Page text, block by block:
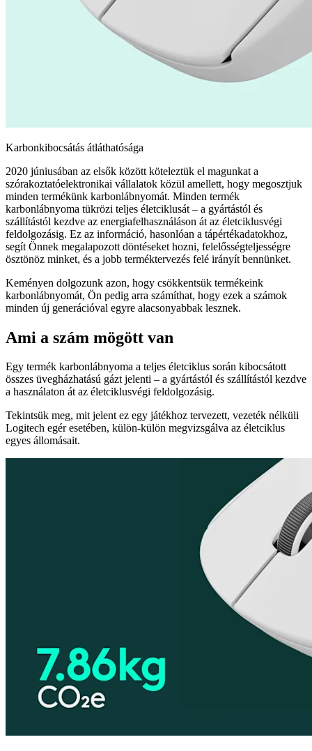
Karbonkibocsátás átláthatósága
2020 júniusában az elsők között köteleztük el magunkat a
szórakoztatóelektronikai vállalatok közül amellett, hogy megosztjuk
minden termékünk karbonlábnyomát. Minden termék
karbonlábnyoma tükrözi teljes életciklusát – a gyártástól és
szállítástól kezdve az energiafelhasználáson át az életciklusvégi
feldolgozásig. Ez az információ, hasonlóan a tápértékadatokhoz,
segít Önnek megalapozott döntéseket hozni, felelősségteljességre
ösztönöz minket, és a jobb terméktervezés felé irányít bennünket.
Keményen dolgozunk azon, hogy csökkentsük termékeink
karbonlábnyomát, Ön pedig arra számíthat, hogy ezek a számok
minden új generációval egyre alacsonyabbak lesznek.
Ami a szám mögött van
Egy termék karbonlábnyoma a teljes életciklus során kibocsátott
összes üvegházhatású gázt jelenti – a gyártástól és szállítástól kezdve
a használaton át az életciklusvégi feldolgozásig.
Tekintsük meg, mit jelent ez egy játékhoz tervezett, vezeték nélküli
Logitech egér esetében, külön-külön megvizsgálva az életciklus
egyes állomásait.